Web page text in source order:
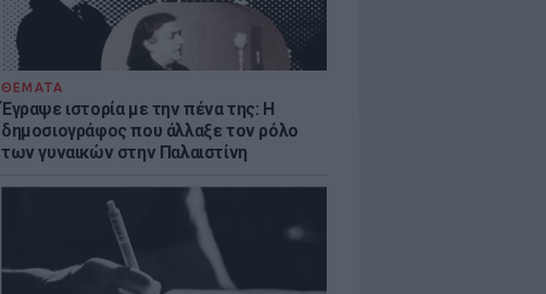
ΘΕΜΑΤΑ
Έγραψε ιστορία με την πένα της: Η
δημοσιογράφος που άλλαξε τον ρόλο
των γυναικών στην Παλαιστίνη